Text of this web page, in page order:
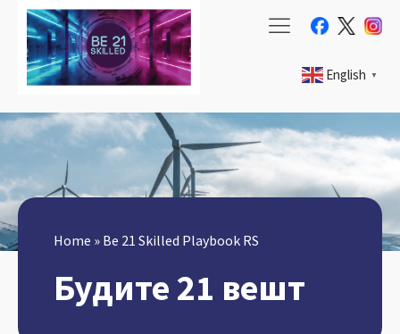
English ▼
Home » Be 21 Skilled Playbook RS
Будите 21 вешт